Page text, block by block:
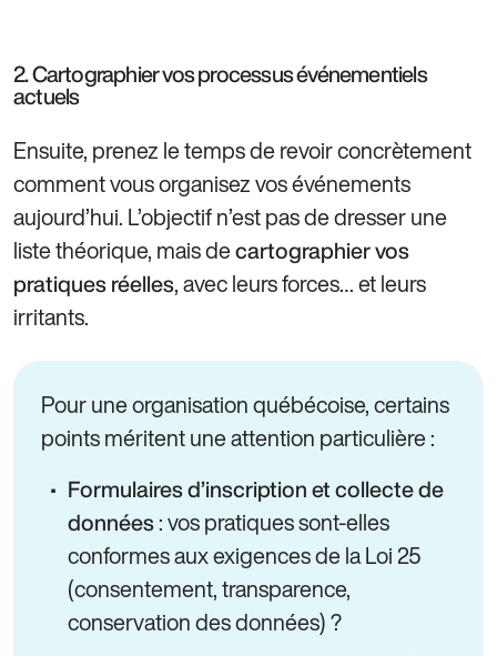
2. Cartographier vos processus événementiels
actuels
Ensuite, prenez le temps de revoir concrètement
comment vous organisez vos événements
aujourd’hui. L’objectif n’est pas de dresser une
liste théorique, mais decartographier vos
pratiques réelles, avec leurs forces… et leurs
irritants.
Pour une organisation québécoise, certains
points méritent une attention particulière :
Formulaires d’inscription et collecte de
données: vos pratiques sont-elles
conformes aux exigences de la Loi 25
(consentement, transparence,
conservation des données) ?